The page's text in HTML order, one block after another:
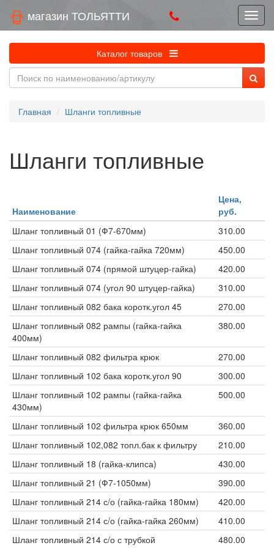
магазин ТОЛЬЯТТИ
Каталог товаров
Главная Шланги топливные
Шланги топливные
Наименование
Цена,
руб.
Шланг топливный 01 (Ф7-670мм)
310.00
Шланг топливный 074 (гайка-гайка 720мм)
450.00
Шланг топливный 074 (прямой штуцер-гайка)
420.00
Шланг топливный 074 (угол 90 штуцер-гайка)
310.00
Шланг топливный 082 бака коротк.угол 45
270.00
Шланг топливный 082 рампы (гайка-гайка
400мм)
380.00
Шланг топливный 082 фильтра крюк
270.00
Шланг топливный 102 бака коротк.угол 90
300.00
Шланг топливный 102 рампы (гайка-гайка
430мм)
500.00
Шланг топливный 102 фильтра крюк 650мм
360.00
Шланг топливный 102,082 топл.бак к фильтру
210.00
Шланг топливный 18 (гайка-клипса)
430.00
Шланг топливный 21 (Ф7-1050мм)
390.00
Шланг топливный 214 с/о (гайка-гайка 180мм)
420.00
Шланг топливный 214 с/о (гайка-гайка 260мм)
410.00
Шланг топливный 214 с/о с трубкой
480.00